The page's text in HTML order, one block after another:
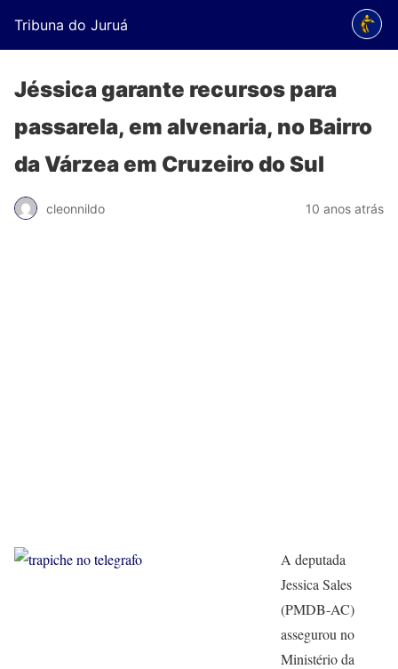
Tribuna do Juruá
Jéssica garante recursos para
passarela, em alvenaria, no Bairro
da Várzea em Cruzeiro do Sul
cleonnildo 10 anos atrás
A deputada
Jessica Sales
(PMDB-AC)
assegurou no
Ministério da